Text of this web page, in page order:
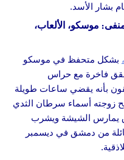
موسكو، الألعاب،
بشكل متحفظ في موسكو
فاخرة مع حراس
بأنه يقضي ساعات طويلة
زوجته أسماء سرطان الثدي
يمارس الشيشة ويشرب
من دمشق في ديسمبر